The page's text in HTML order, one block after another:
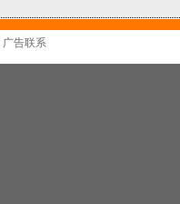
广告联系